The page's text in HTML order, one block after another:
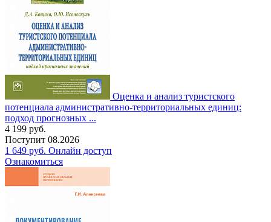
Оценка и анализ туристского
потенциала административно-территориальных единиц:
подход прогнозных ...
4 199 руб.
Поступит 08.2026
1 649 руб. Онлайн доступ
Ознакомиться